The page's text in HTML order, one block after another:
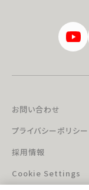
お問い合わせ
プライバシーポリシー
採用情報
Cookie Settings